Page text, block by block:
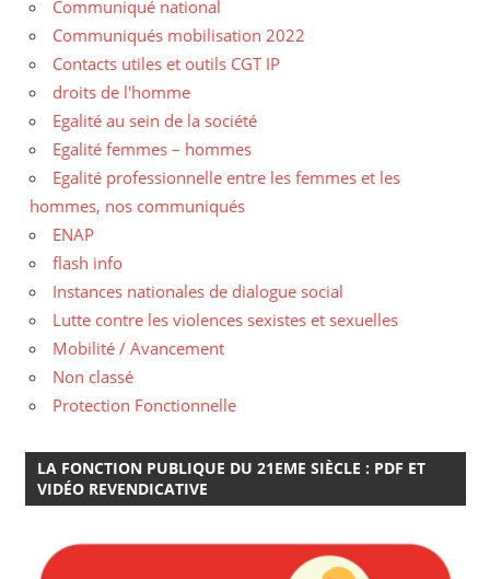
Communiqué national
Communiqués mobilisation 2022
Contacts utiles et outils CGT IP
droits de l'homme
Egalité au sein de la société
Egalité femmes – hommes
Egalité professionnelle entre les femmes et les
hommes, nos communiqués
ENAP
flash info
Instances nationales de dialogue social
Lutte contre les violences sexistes et sexuelles
Mobilité / Avancement
Non classé
Protection Fonctionnelle
LA FONCTION PUBLIQUE DU 21EME SIÈCLE : PDF ET
VIDÉO REVENDICATIVE